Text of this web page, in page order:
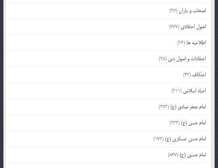
اصحاب و یاران(37)
اصول اعتقادی (777)
اطلاعیه ها (26)
اعتقادات و اصول دین (28)
اعتکاف (43)
اعیاد اسلامی (211)
امام جعفر صادق (ع)(372)
امام حسن (ع)(233)
امام حسن عسکری (ع)(172)
امام حسین (ع)(847)